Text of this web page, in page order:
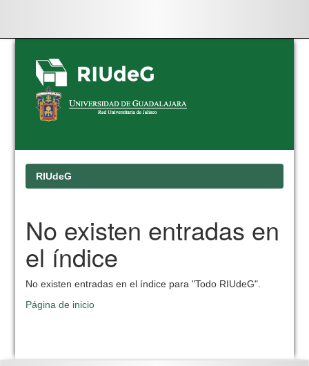
Skip
navigation
RIUdeG
No existen entradas en
el índice
No existen entradas en el índice para "Todo RIUdeG".
Página de inicio